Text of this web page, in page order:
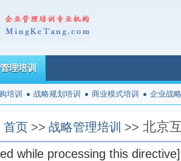
理培训
培训 战略规划培训 商业模式培训 企业战
首页 >> 战略管理培训 >> 北京
while processing this directive]